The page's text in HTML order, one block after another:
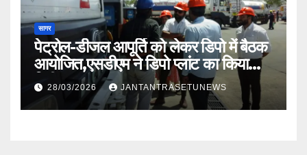
सागर
पेट्रोल-डीजल आपूर्ति को लेकर डिपो में बैठक
आयोजित,एसडीएम ने डिपो प्लांट का किया
निरीक्षण
28/03/2026 JANTANTRASETUNEWS